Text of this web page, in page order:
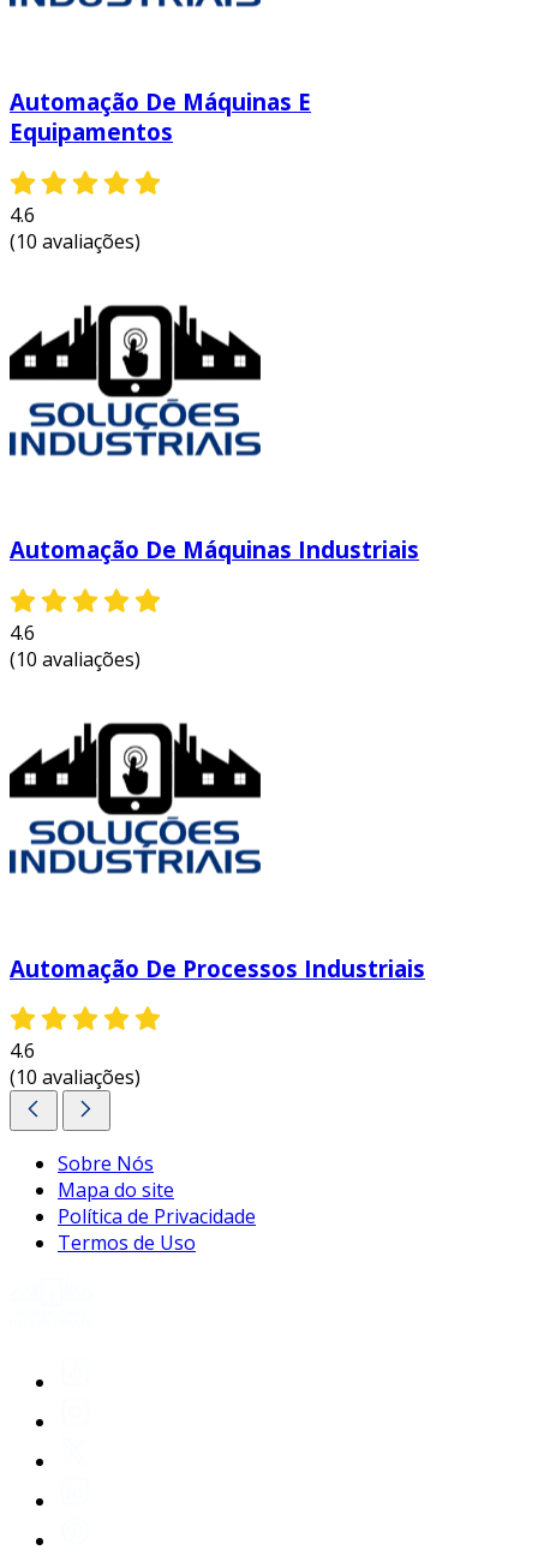
Automação De Máquinas E
Equipamentos
4.6
(10 avaliações)
Automação De Máquinas Industriais
4.6
(10 avaliações)
Automação De Processos Industriais
4.6
(10 avaliações)
Sobre Nós
Mapa do site
Política de Privacidade
Termos de Uso